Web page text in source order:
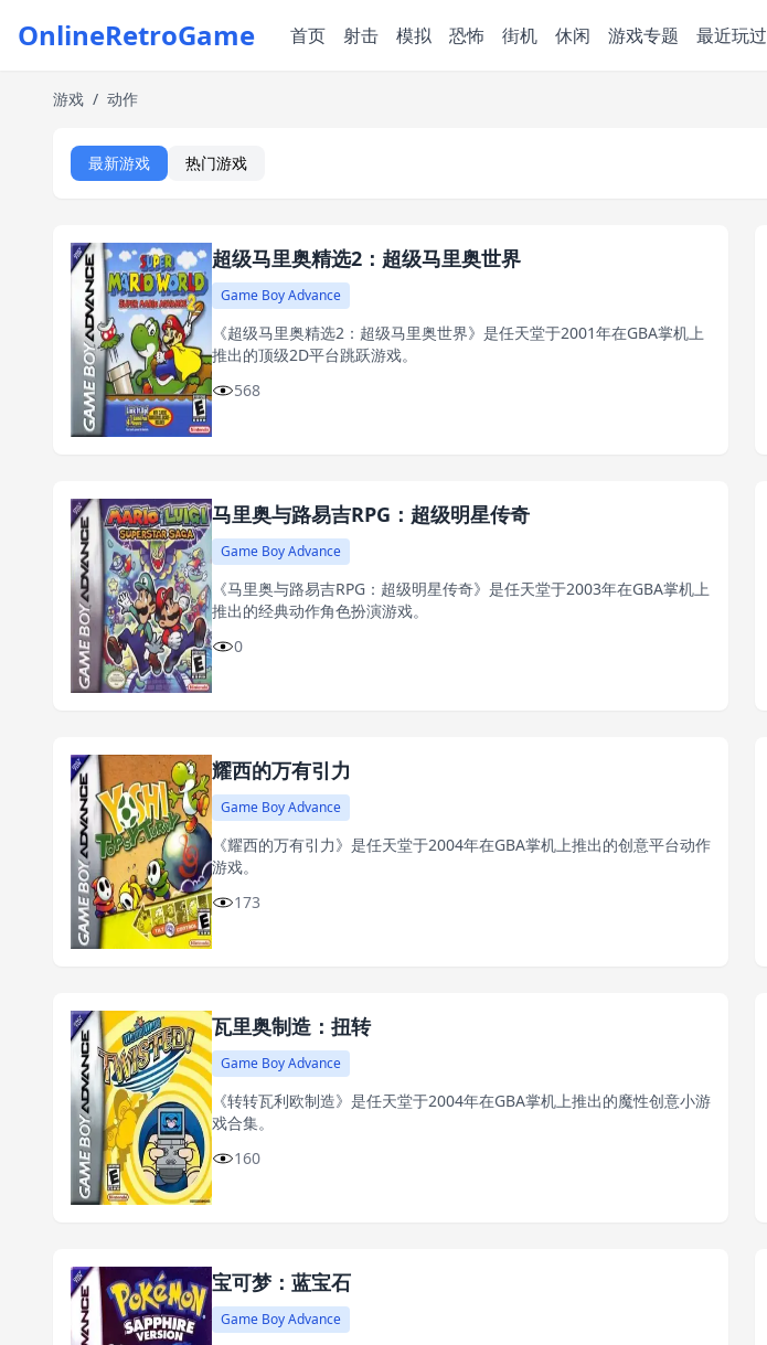
OnlineRetroGame 首页 射击 模拟 恐怖 街机 休闲 游戏专题 最近玩过
游戏 / 动作
最新游戏 热门游戏
超级马里奥精选2：超级马里奥世界
Game Boy Advance
《超级马里奥精选2：超级马里奥世界》是任天堂于2001年在GBA掌机上
推出的顶级2D平台跳跃游戏。
568
马里奥与路易吉RPG：超级明星传奇
Game Boy Advance
《马里奥与路易吉RPG：超级明星传奇》是任天堂于2003年在GBA掌机上
推出的经典动作角色扮演游戏。
0
耀西的万有引力
Game Boy Advance
《耀西的万有引力》是任天堂于2004年在GBA掌机上推出的创意平台动作
游戏。
173
瓦里奥制造：扭转
Game Boy Advance
《转转瓦利欧制造》是任天堂于2004年在GBA掌机上推出的魔性创意小游
戏合集。
160
宝可梦：蓝宝石
Game Boy Advance